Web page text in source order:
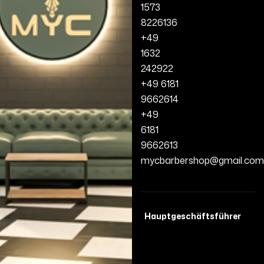
1573
8226136
+49
1632
242922
+49 6181
9662614
+49
6181
9662613
mycbarbershop@gmail.com
Hauptgeschäftsführer